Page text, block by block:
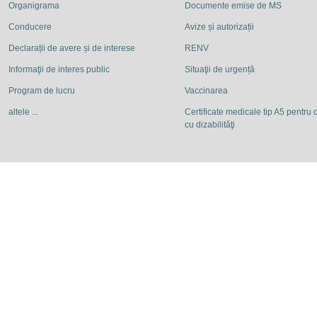
Organigrama
Conducere
Declarații de avere și de interese
Informaţii de interes public
Program de lucru
altele ...
Documente emise de MS
Avize și autorizații
RENV
Situaţii de urgență
Vaccinarea
Certificate medicale tip A5 pentru
cu dizabilităţi